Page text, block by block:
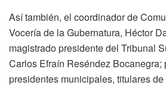
Así también, el coordinador de
Vocería de la Gubernatura, Héctor
magistrado presidente del Tribunal
Carlos Efraín Reséndez Bocanegra;
presidentes municipales, titulares